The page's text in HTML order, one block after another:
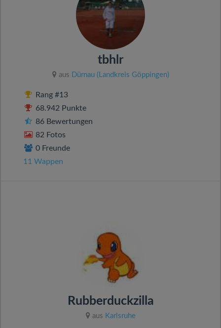
tbhlr
aus Dürnau (Landkreis Göppingen)
Rang #13
68.942 Punkte
86 Bewertungen
82 Fotos
0 Freunde
11 Wappen
Rubberduckzilla
aus Karlsruhe